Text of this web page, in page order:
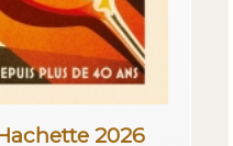
2026